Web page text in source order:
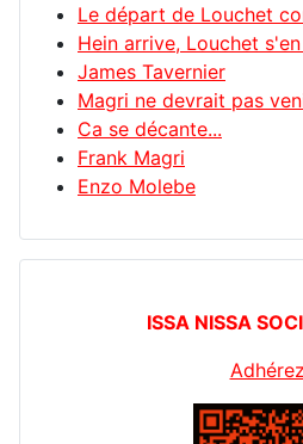
Le départ de Louchet
Hein arrive, Louchet
James Tavernier
Magri ne devrait pas
Ca se décante...
Frank Magri
Enzo Molebe
ISSA NISSA
Adhérez